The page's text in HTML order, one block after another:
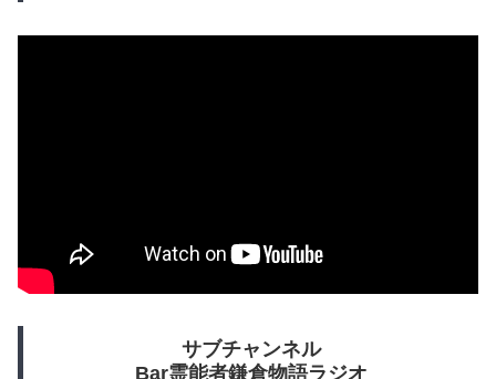
サブチャンネル
Bar霊能者鎌倉物語ラジオ